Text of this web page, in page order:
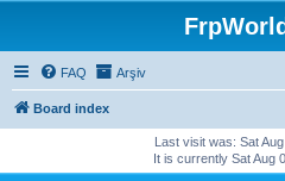
FAQ Arşiv
Board index
Last visit was: Sat
It is currently Sat Aug